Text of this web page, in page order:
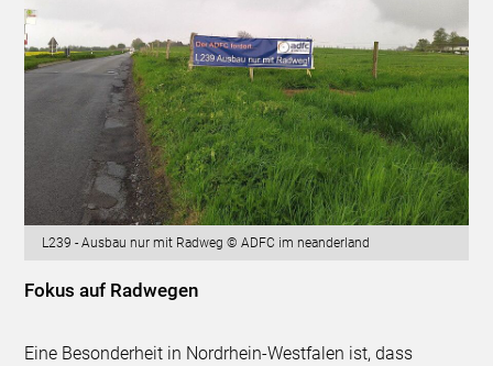
L239 - Ausbau nur mit Radweg © ADFC im neanderland
Fokus auf Radwegen
Eine Besonderheit in Nordrhein-Westfalen ist, dass